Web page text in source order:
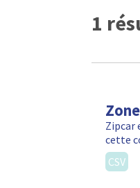
1
Zipcar
cette
CSV